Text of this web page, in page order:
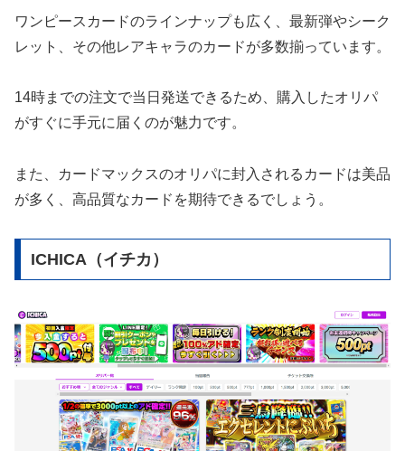
ワンピースカードのラインナップも広く、最新弾やシーク
レット、その他レアキャラのカードが多数揃っています。
14時までの注文で当日発送できるため、購入したオリパ
がすぐに手元に届くのが魅力です。
また、カードマックスのオリパに封入されるカードは美品
が多く、高品質なカードを期待できるでしょう。
ICHICA（イチカ）